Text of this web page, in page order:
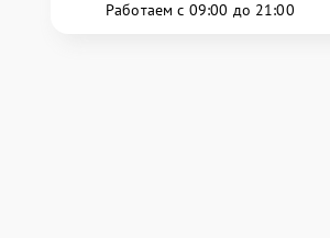
Работаем с 09:00 до 21:00